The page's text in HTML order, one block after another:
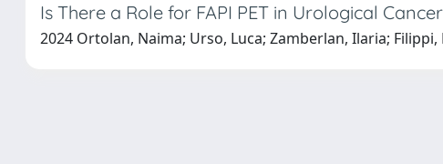
Is There a Role for FAPI PET in Urological
2024 Ortolan, Naima; Urso, Luca; Zamberlan, Ilaria;